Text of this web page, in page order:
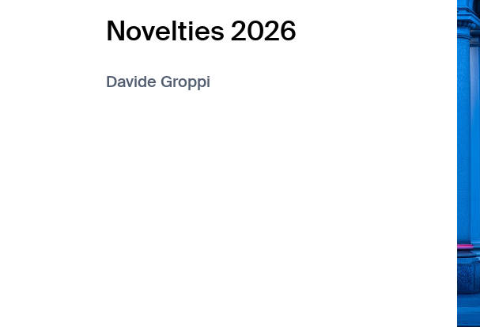
Novelties 2026
Davide Groppi